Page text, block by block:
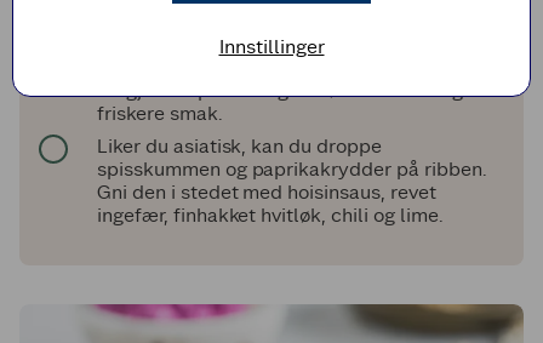
friskere smak.
Liker du asiatisk, kan du droppe
spisskummen og paprikakrydder på ribben.
Gni den i stedet med hoisinsaus, revet
ingefær, finhakket hvitløk, chili og lime.
Innstillinger